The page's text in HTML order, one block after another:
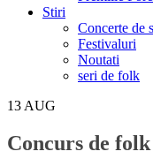
Stiri
Concerte de
Festivaluri
Noutati
seri de folk
13 AUG
Concurs de